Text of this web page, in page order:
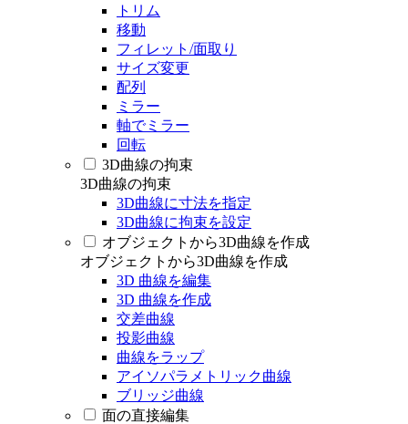
トリム
移動
フィレット/面取り
サイズ変更
配列
ミラー
軸でミラー
回転
3D曲線の拘束
3D曲線の拘束
3D曲線に寸法を指定
3D曲線に拘束を設定
オブジェクトから3D曲線を作成
オブジェクトから3D曲線を作成
3D 曲線を編集
3D 曲線を作成
交差曲線
投影曲線
曲線をラップ
アイソパラメトリック曲線
ブリッジ曲線
面の直接編集